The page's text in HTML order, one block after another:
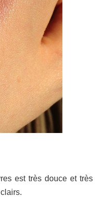
est très douce et très